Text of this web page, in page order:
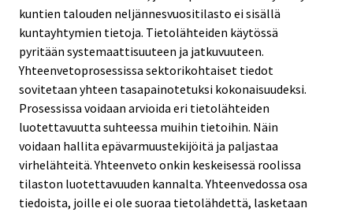
kuntien talouden neljännesvuositilasto ei sisällä
kuntayhtymien tietoja. Tietolähteiden käytössä
pyritään systemaattisuuteen ja jatkuvuuteen.
Yhteenvetoprosessissa sektorikohtaiset tiedot
sovitetaan yhteen tasapainotetuksi kokonaisuudeksi.
Prosessissa voidaan arvioida eri tietolähteiden
luotettavuutta suhteessa muihin tietoihin. Näin
voidaan hallita epävarmuustekijöitä ja paljastaa
virhelähteitä. Yhteenveto onkin keskeisessä roolissa
tilaston luotettavuuden kannalta. Yhteenvedossa osa
tiedoista, joille ei ole suoraa tietolähdettä, lasketaan